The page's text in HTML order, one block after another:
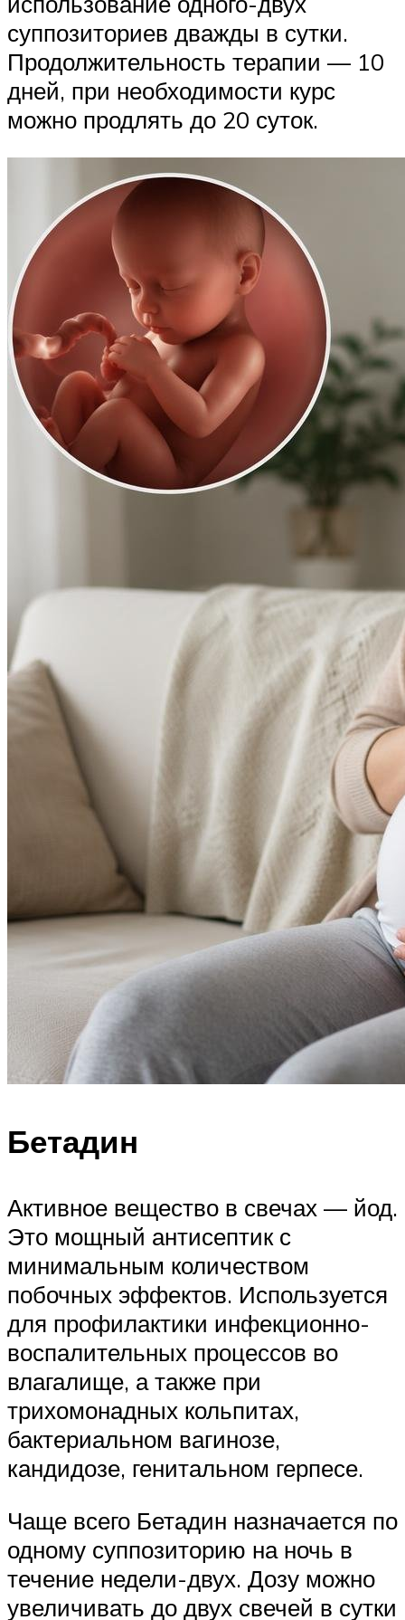
суппозиториев дважды в сутки.
Продолжительность терапии — 10
дней, при необходимости курс
можно продлять до 20 суток.
Бетадин
Активное вещество в свечах — йод.
Это мощный антисептик с
минимальным количеством
побочных эффектов. Используется
для профилактики инфекционно-
воспалительных процессов во
влагалище, а также при
трихомонадных кольпитах,
бактериальном вагинозе,
кандидозе, генитальном герпесе.
Чаще всего Бетадин назначается по
одному суппозиторию на ночь в
течение недели-двух. Дозу можно
увеличивать до двух свечей в сутки